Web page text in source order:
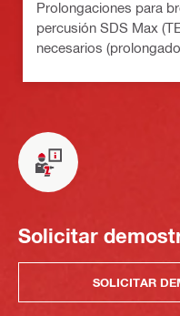
Prolongaciones para
percusión SDS Max
necesarios
Solicitar
SOLICITAR